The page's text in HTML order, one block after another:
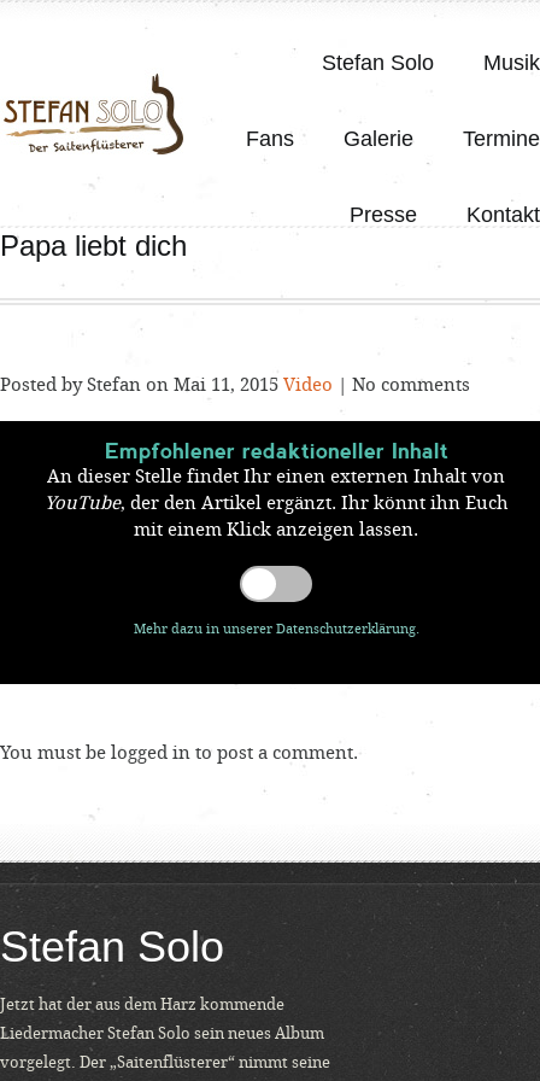
Stefan Solo Musik
Fans Galerie Termine
Presse Kontakt
Papa liebt dich
Posted by Stefan on Mai 11, 2015 Video | No comments
Empfohlener redaktioneller Inhalt
An dieser Stelle findet Ihr einen externen Inhalt von
YouTube, der den Artikel ergänzt. Ihr könnt ihn Euch
mit einem Klick anzeigen lassen.
Mehr dazu in unserer Datenschutzerklärung.
You must be logged in to post a comment.
Stefan Solo
Jetzt hat der aus dem Harz kommende
Liedermacher Stefan Solo sein neues Album
vorgelegt. Der „Saitenflüsterer“ nimmt seine